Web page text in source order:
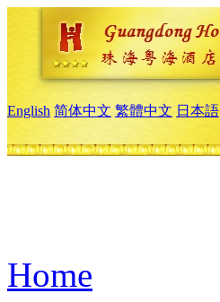
English 简体中文 繁體中文 日本語
Home